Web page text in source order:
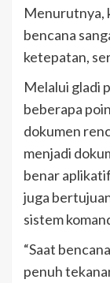
Menurutnya,
bencana
ketepatan,
Melalui gladi
beberapa
dokumen
menjadi
benar
juga
sistem
“Saat
penuh